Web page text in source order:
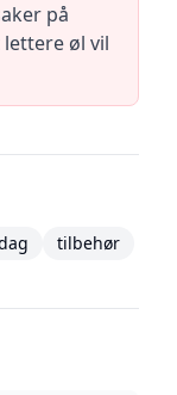
på
øl vil
tilbehør